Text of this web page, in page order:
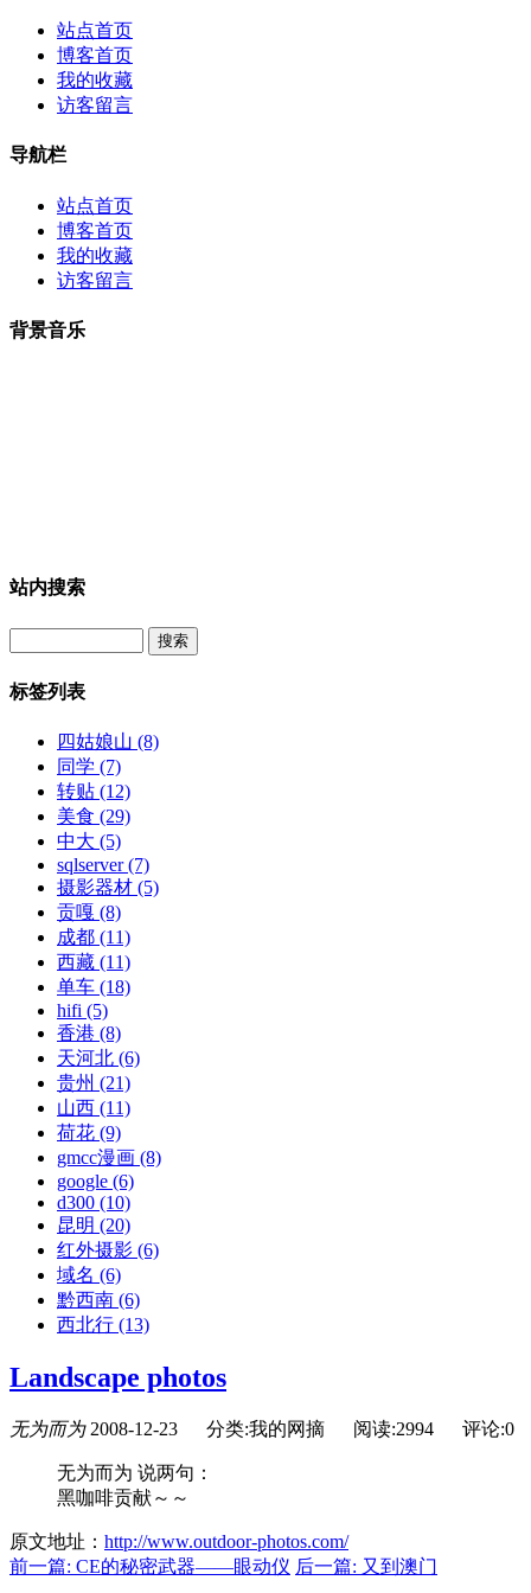
站点首页
博客首页
我的收藏
访客留言
导航栏
站点首页
博客首页
我的收藏
访客留言
背景音乐
站内搜索
标签列表
四姑娘山 (8)
同学 (7)
转贴 (12)
美食 (29)
中大 (5)
sqlserver(7)
摄影器材 (5)
贡嘎 (8)
成都 (11)
西藏 (11)
单车 (18)
hifi (5)
香港 (8)
天河北 (6)
贵州 (21)
山西 (11)
荷花 (9)
gmcc漫画 (8)
google (6)
d300 (10)
昆明 (20)
红外摄影 (6)
域名 (6)
黔西南 (6)
西北行 (13)
Landscape photos
无为而为 2008-12-23 分类:我的网摘 阅读:2994 评论:0
无为而为 说两句：
黑咖啡贡献～～
原文地址： http://www.outdoor-photos.com/
前一篇: CE的秘密武器——眼动仪 后一篇: 又到澳门